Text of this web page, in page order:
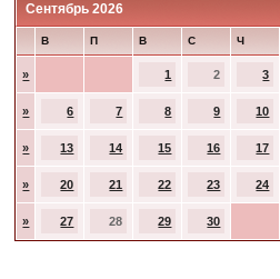
Сентябрь 2026
В П В С Ч
» 1 2 3
» 6 7 8 9 10
» 13 14 15 16 17
» 20 21 22 23 24
» 27 28 29 30